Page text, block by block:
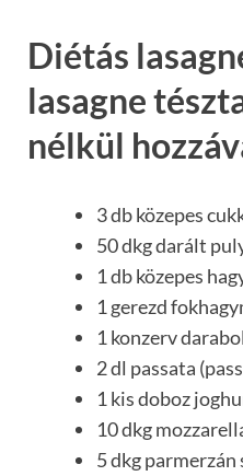
Diétás
lasagne
nélkül
3 db közepes
50 dkg darált
1 db közepes
1 gerezd
1 konzerv
2 dl passata
1 kis doboz
10 dkg
5 dkg parmerzán